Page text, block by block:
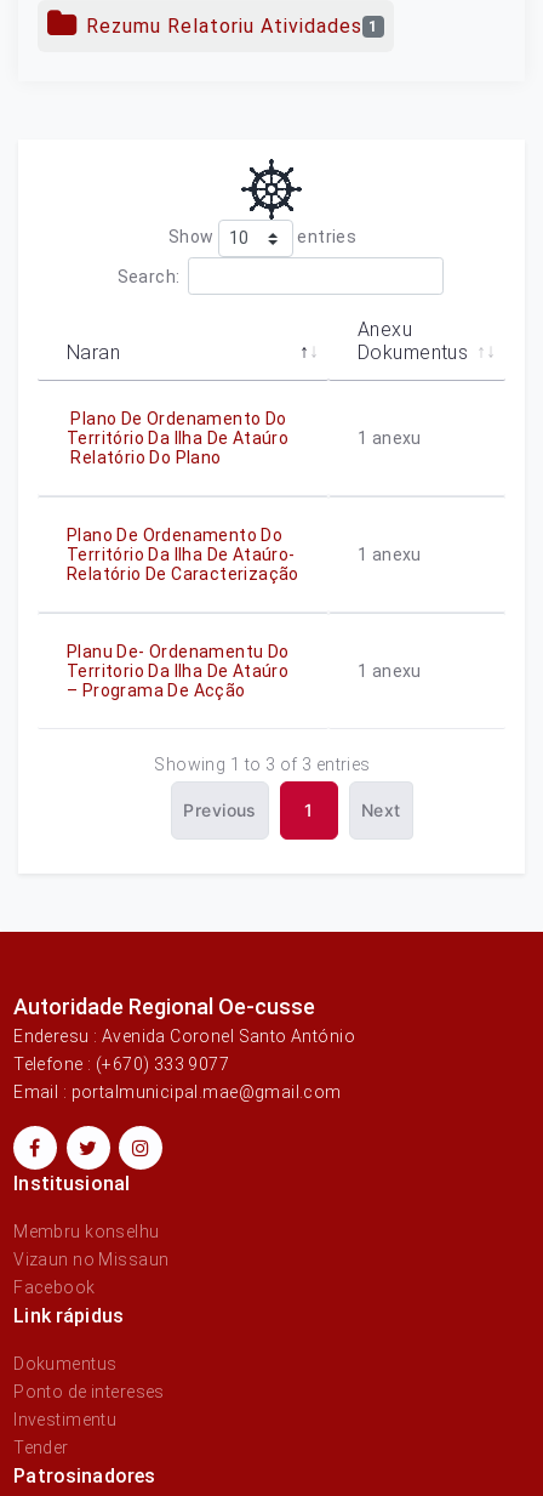
Rezumu Relatoriu Atividades 1
Show entries
Search:
Naran
Anexu
Dokumentus
Plano De Ordenamento Do
Território Da Ilha De Ataúro
Relatório Do Plano
1 anexu
Plano De Ordenamento Do
Território Da Ilha De Ataúro-
Relatório De Caracterização
1 anexu
Planu De- Ordenamentu Do
Territorio Da Ilha De Ataúro
– Programa De Acção
1 anexu
Showing 1 to 3 of 3 entries
Previous 1 Next
Autoridade Regional Oe-cusse
Enderesu : Avenida Coronel Santo António
Telefone : (+670) 333 9077
Email : portalmunicipal.mae@gmail.com
Institusional
Membru konselhu
Vizaun no Missaun
Facebook
Link rápidus
Dokumentus
Ponto de intereses
Investimentu
Tender
Patrosinadores